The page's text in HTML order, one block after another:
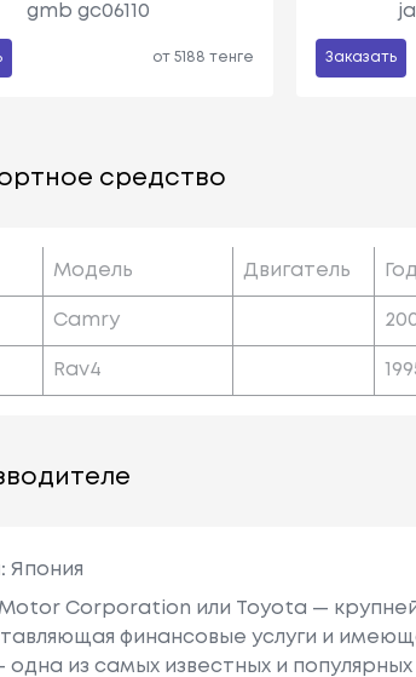
gmb gc06110
от 5188 тенге Заказать
средство
Модель Двигатель
Camry
Rav4
Япония
Corporation или Toyota —
финансовые услуги и
одна из самых известных и